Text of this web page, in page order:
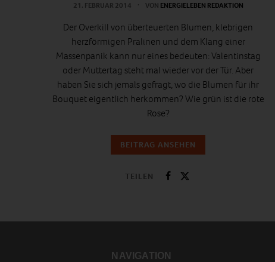
21. FEBRUAR 2014 VON ENERGIELEBEN REDAKTION
Der Overkill von überteuerten Blumen, klebrigen
herzförmigen Pralinen und dem Klang einer
Massenpanik kann nur eines bedeuten: Valentinstag
oder Muttertag steht mal wieder vor der Tür. Aber
haben Sie sich jemals gefragt, wo die Blumen für ihr
Bouquet eigentlich herkommen? Wie grün ist die rote
Rose?
BEITRAG ANSEHEN
TEILEN
NAVIGATION